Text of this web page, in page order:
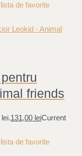
de favorite
friends
131,00 leiCurrent
de favorite